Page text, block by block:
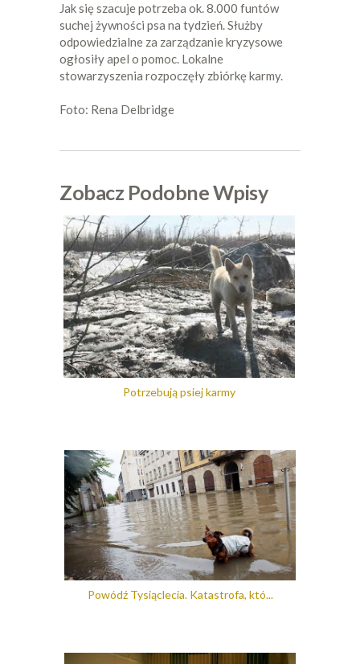
Jak się szacuje potrzeba ok. 8.000 funtów
suchej żywności psa na tydzień. Służby
odpowiedzialne za zarządzanie kryzysowe
ogłosiły apel o pomoc. Lokalne
stowarzyszenia rozpoczęły zbiórkę karmy.
Foto: Rena Delbridge
Zobacz Podobne Wpisy
Potrzebują psiej karmy
Powódź Tysiąclecia. Katastrofa, któ...